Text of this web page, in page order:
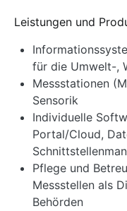
Leistungen und
für die Umwelt-,
Messstationen
Sensorik
Individuelle
Portal/Cloud,
Pflege und
Messstellen als
Behörden